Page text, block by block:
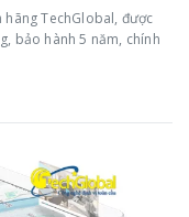
hãng TechGlobal, được
bảo hành 5 năm, chính